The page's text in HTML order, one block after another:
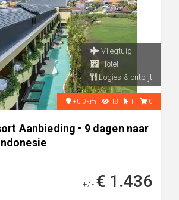
Vliegtuig
Hotel
Logies & ontbijt
+0.0km 18 1 0
Aanbieding • 9 dagen naar
+/- € 1.436